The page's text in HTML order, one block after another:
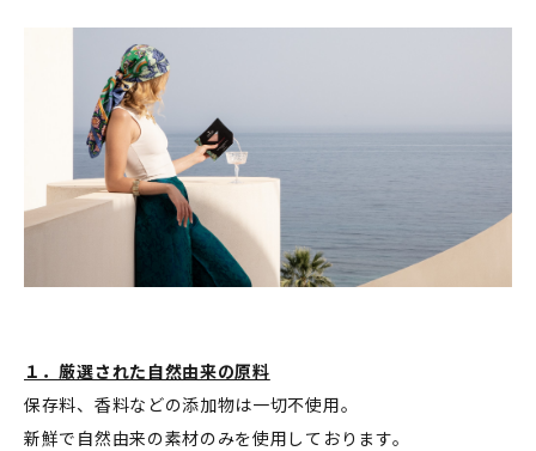
１．厳選された自然由来の原料
保存料、香料などの添加物は一切不使用。
新鮮で自然由来の素材のみを使用しております。